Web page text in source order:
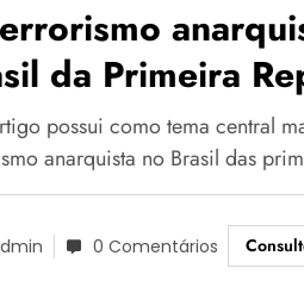
da Primeira
de
e a
possui como tema central
anarquista no Brasil das
0 Comentários